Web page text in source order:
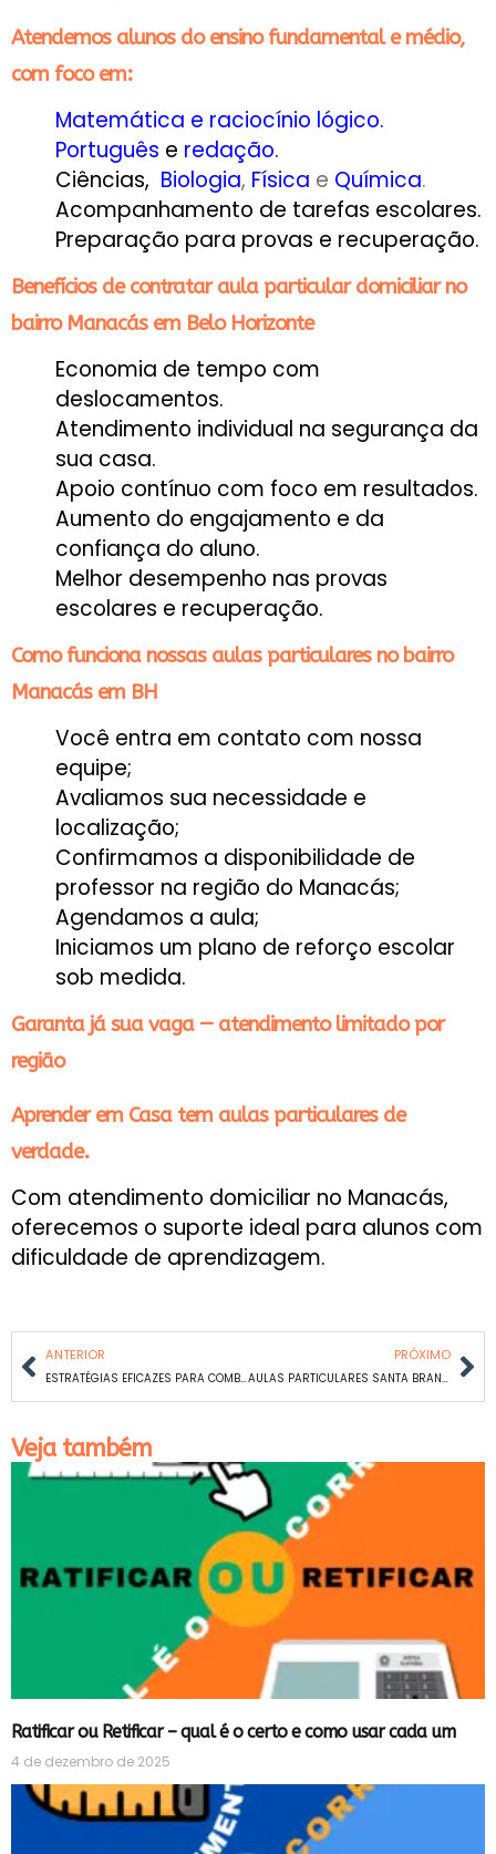
Atendemos alunos do ensino fundamental e médio,
com foco em:
Matemática e raciocínio lógico.
Português e redação.
Ciências, Biologia, Física e Química.
Acompanhamento de tarefas escolares.
Preparação para provas e recuperação.
Benefícios de contratar aula particular domiciliar no
bairro Manacás em Belo Horizonte
Economia de tempo com
deslocamentos.
Atendimento individual na segurança da
sua casa.
Apoio contínuo com foco em resultados.
Aumento do engajamento e da
confiança do aluno.
Melhor desempenho nas provas
escolares e recuperação.
Como funciona nossas aulas particulares no bairro
Manacás em BH
Você entra em contato com nossa
equipe;
Avaliamos sua necessidade e
localização;
Confirmamos a disponibilidade de
professor na região do Manacás;
Agendamos a aula;
Iniciamos um plano de reforço escolar
sob medida.
Garanta já sua vaga — atendimento limitado por
região
Aprender em Casa tem aulas particulares de
verdade.
Com atendimento domiciliar no Manacás,
oferecemos o suporte ideal para alunos com
dificuldade de aprendizagem.
ANTERIOR
ESTRATÉGIAS EFICAZES PARA COMBATER O SONO DURANTE OS ESTUDOS: UM GUIA COMPLETO
PRÓXIMO
AULAS PARTICULARES SANTA BRANCA EM BH
Veja também
Ratificar ou Retificar – qual é o certo e como usar cada um
4 de dezembro de 2025